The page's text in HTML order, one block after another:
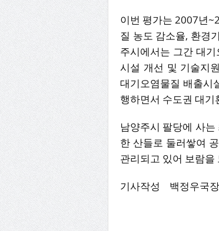
이번 평가는 2007년
질 농도 감소율, 환경
주시에서는 그간 대
시설 개선 및 기술지
대기오염물질 배출시
행하면서 수도권 대
남양주시 팔당에 사
한 산들로 둘러쌓여
관리되고 있어 보람을
기사작성 백정우국